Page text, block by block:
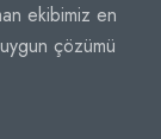
ekibimiz en
çözümü